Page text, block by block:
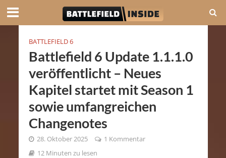
BATTLEFIELD 6
Battlefield 6 Update 1.1.1.0
veröffentlicht – Neues
Kapitel startet mit Season 1
sowie umfangreichen
Changenotes
28. Oktober 2025
1 Kommentar
12 Minuten zu lesen